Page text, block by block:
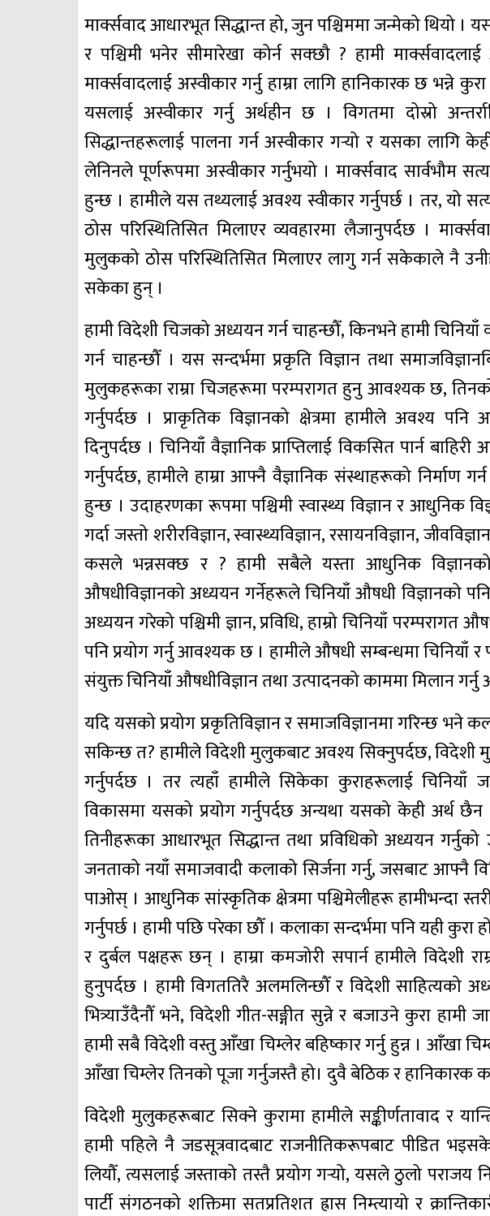
मार्क्सवाद आधारभूत सिद्धान्त हो, जुन पश्चिममा जन्मेको थियो ।
र पश्चिमी भनेर सीमारेखा कोर्न सक्छौ ? हामी
मार्क्सवादलाई अस्वीकार गर्नु हाम्रा लागि हानिकारक छ भन्ने
यसलाई अस्वीकार गर्नु अर्थहीन छ । विगतमा दोस्रो
सिद्धान्तहरूलाई पालना गर्न अस्वीकार गर्‍यो र यसका लागि
लेनिनले पूर्णरूपमा अस्वीकार गर्नुभयो । मार्क्सवाद सार्वभौम
हुन्छ । हामीले यस तथ्यलाई अवश्य स्वीकार गर्नुपर्छ । तर,
ठोस परिस्थितिसित मिलाएर व्यवहारमा लैजानुपर्दछ ।
मुलुकको ठोस परिस्थितिसित मिलाएर लागु गर्न सकेकाले नै
सकेका हुन् ।
हामी विदेशी चिजको अध्ययन गर्न चाहन्छौँ, किनभने हामी
गर्न चाहन्छौँ । यस सन्दर्भमा प्रकृति विज्ञान तथा
मुलुकहरूका राम्रा चिजहरूमा परम्परागत हुनु आवश्यक छ, तिनको
गर्नुपर्दछ । प्राकृतिक विज्ञानको क्षेत्रमा हामीले अवश्य
दिनुपर्दछ । चिनियाँ वैज्ञानिक प्राप्तिलाई विकसित पार्न
गर्नुपर्दछ, हामीले हाम्रा आफ्नै वैज्ञानिक संस्थाहरूको निर्माण
हुन्छ । उदाहरणका रूपमा पश्चिमी स्वास्थ्य विज्ञान र आधुनिक
गर्दा जस्तो शरीरविज्ञान, स्वास्थ्यविज्ञान, रसायनविज्ञान,
कसले भन्नसक्छ र ? हामी सबैले यस्ता आधुनिक विज्ञानको
औषधीविज्ञानको अध्ययन गर्नेहरूले चिनियाँ औषधी विज्ञानको
अध्ययन गरेको पश्चिमी ज्ञान, प्रविधि, हाम्रो चिनियाँ परम्परागत
पनि प्रयोग गर्नु आवश्यक छ । हामीले औषधी सम्बन्धमा चिनियाँ र
संयुक्त चिनियाँ औषधीविज्ञान तथा उत्पादनको काममा मिलान
यदि यसको प्रयोग प्रकृतिविज्ञान र समाजविज्ञानमा गरिन्छ भने
सकिन्छ त? हामीले विदेशी मुलुकबाट अवश्य सिक्नुपर्दछ, विदेशी
गर्नुपर्दछ । तर त्यहाँ हामीले सिकेका कुराहरूलाई
विकासमा यसको प्रयोग गर्नुपर्दछ अन्यथा यसको केही अर्थ
तिनीहरूका आधारभूत सिद्धान्त तथा प्रविधिको अध्ययन
जनताको नयाँ समाजवादी कलाको सिर्जना गर्नु, जसबाट आफ्नै
पाओस् । आधुनिक सांस्कृतिक क्षेत्रमा पश्चिमेलीहरू हामीभन्दा
गर्नुपर्छ । हामी पछि परेका छौँ । कलाका सन्दर्भमा पनि यही कुरा
र दुर्बल पक्षहरू छन् । हाम्रा कमजोरी सपार्न हामीले विदेशी
हुनुपर्दछ । हामी विगततिरै अलमलिन्छौँ र विदेशी साहित्यको
भित्र्याउँदैनौँ भने, विदेशी गीत-सङ्गीत सुन्ने र बजाउने कुरा हामी
हामी सबै विदेशी वस्तु आँखा चिम्लेर बहिष्कार गर्नु हुन्न । आँखा
आँखा चिम्लेर तिनको पूजा गर्नुजस्तै हो। दुवै बेठिक र हानिकारक
विदेशी मुलुकहरूबाट सिक्ने कुरामा हामीले सङ्कीर्णतावाद र
हामी पहिले नै जडसूत्रवादबाट राजनीतिकरूपबाट पीडित
लियौँ, त्यसलाई जस्ताको तस्तै प्रयोग गर्‍यो, यसले ठुलो पराजय
पार्टी संगठनको शक्तिमा सतप्रतिशत ह्रास निम्त्यायो र